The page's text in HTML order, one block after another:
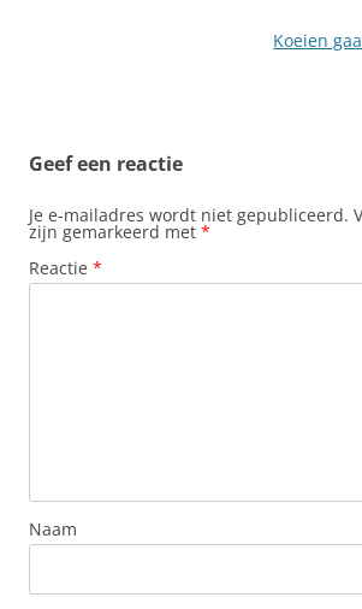
Koeien
Geef een reactie
Je e-mailadres wordt niet gepubliceerd.
zijn gemarkeerd met *
Reactie *
Naam